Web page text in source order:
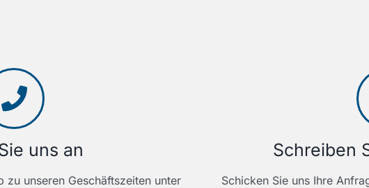
uns an
zu unseren Geschäftszeiten unter
Schreiben
Schicken Sie uns Ihre